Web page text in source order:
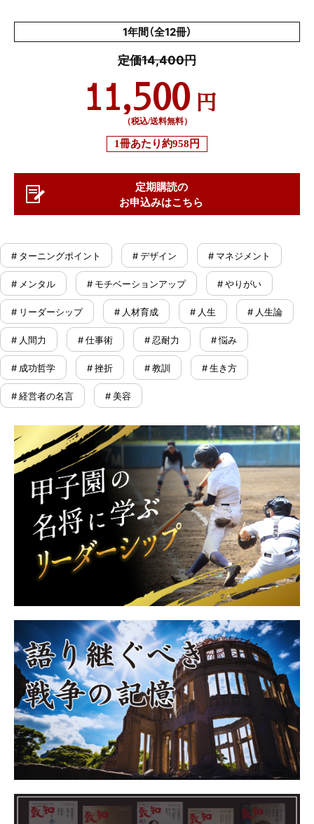
1年間（全12冊）
定価14,400円
11,500 円
（税込/送料無料）
1冊あたり約958円
定期購読の
お申込みはこちら
# ターニングポイント # デザイン # マネジメント
# メンタル # モチベーションアップ # やりがい
# リーダーシップ # 人材育成 # 人生 # 人生論
# 人間力 # 仕事術 # 忍耐力 # 悩み
# 成功哲学 # 挫折 # 教訓 # 生き方
# 経営者の名言 # 美容